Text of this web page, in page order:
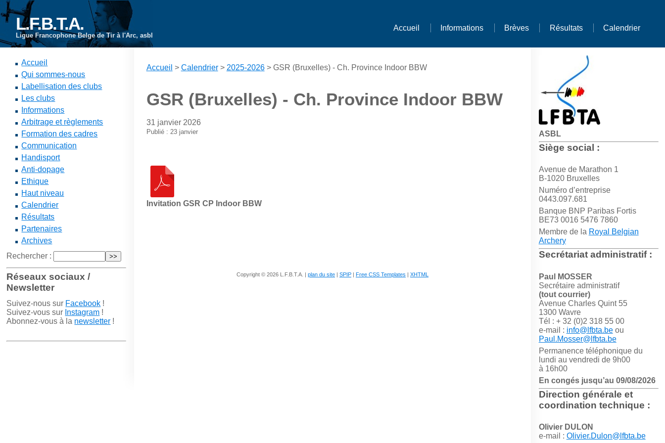
L.F.B.T.A.
Ligue Francophone Belge de Tir à l'Arc, asbl
Accueil Informations Brèves Résultats Calendrier
ASBL
Siège social :
Avenue de Marathon 1
B-1020 Bruxelles
Numéro d’entreprise
0443.097.681
Banque BNP Paribas Fortis
BE73 0016 5476 7860
Membre de la Royal Belgian
Archery
Secrétariat administratif :
Paul MOSSER
Secrétaire administratif
(tout courrier)
Avenue Charles Quint 55
1300 Wavre
Tél : + 32 (0)2 318 55 00
e-mail : info@lfbta.beou
Paul.Mosser@lfbta.be
Permanence téléphonique du
lundi au vendredi de 9h00
à 16h00
En congés jusqu’au 09/08/2026
Direction générale et
coordination technique :
Olivier DULON
e-mail : Olivier.Dulon@lfbta.be
Accueil
Qui sommes-nous
Labellisation des clubs
Les clubs
Informations
Arbitrage et règlements
Formation des cadres
Communication
Handisport
Anti-dopage
Ethique
Haut niveau
Calendrier
Résultats
Partenaires
Archives
Rechercher :
Réseaux sociaux /
Newsletter
Suivez-nous sur Facebook !
Suivez-vous sur Instagram !
Abonnez-vous à la newsletter !
Accueil > Calendrier> 2025-2026> GSR (Bruxelles) - Ch. Province Indoor BBW
GSR (Bruxelles) - Ch. Province Indoor BBW
31 janvier 2026
Publié : 23 janvier
Invitation GSR CP Indoor BBW
Copyright © 2026 L.F.B.T.A. | plan du site | SPIP | Free CSS Templates | XHTML